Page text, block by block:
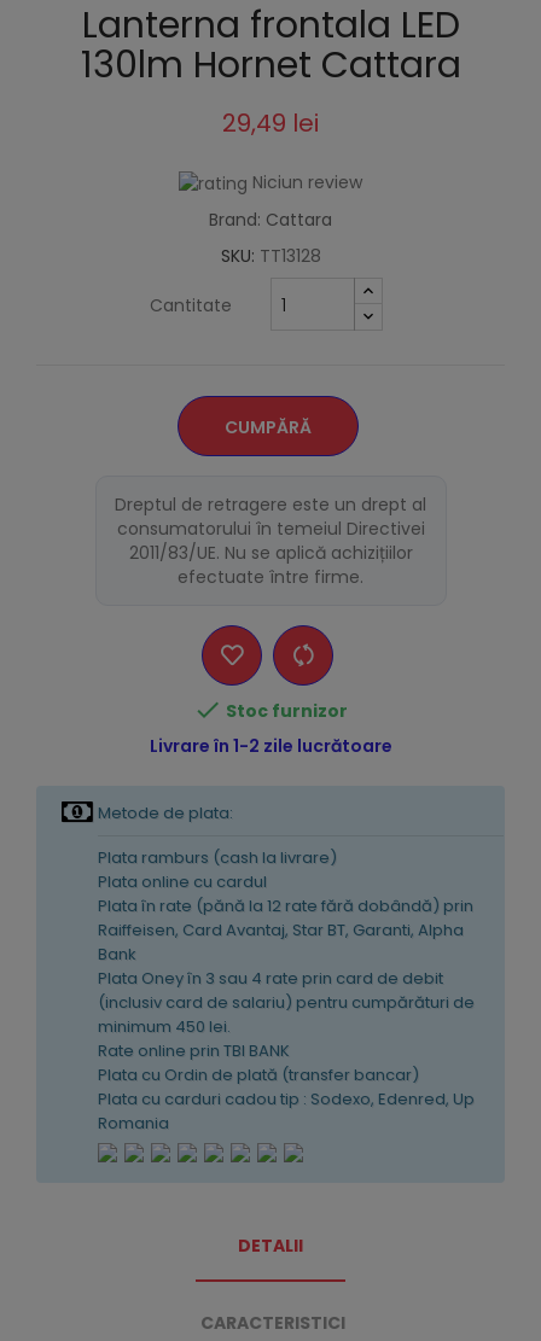
Lanterna frontala LED
130lm Hornet Cattara
29,49 lei
Niciun review
Brand: Cattara
SKU: TT13128
Cantitate
CUMPĂRĂ
Dreptul de retragere este un drept al
consumatorului în temeiul Directivei
2011/83/UE. Nu se aplică achizițiilor
efectuate între firme.
 Stoc furnizor
Livrare în 1-2 zile lucrătoare
Metode de plata:
Plata ramburs (cash la livrare)
Plata online cu cardul
Plata în rate (pănă la 12 rate fără dobândă) prin
Raiffeisen, Card Avantaj, Star BT, Garanti, Alpha
Bank
Plata Oney în 3 sau 4 rate prin card de debit
(inclusiv card de salariu) pentru cumpărături de
minimum 450 lei.
Rate online prin TBI BANK
Plata cu Ordin de plată (transfer bancar)
Plata cu carduri cadou tip : Sodexo, Edenred, Up
Romania
DETALII
CARACTERISTICI